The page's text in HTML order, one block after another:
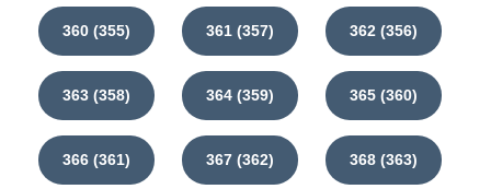
360 (355) 361 (357) 362 (356)
363 (358) 364 (359) 365 (360)
366 (361) 367 (362) 368 (363)